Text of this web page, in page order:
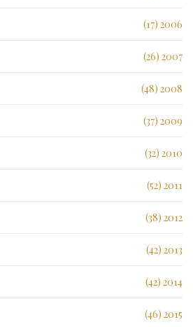
2006 (17)
2007 (26)
2008 (48)
2009 (37)
2010 (32)
2011 (52)
2012 (38)
2013 (42)
2014 (42)
2015 (46)